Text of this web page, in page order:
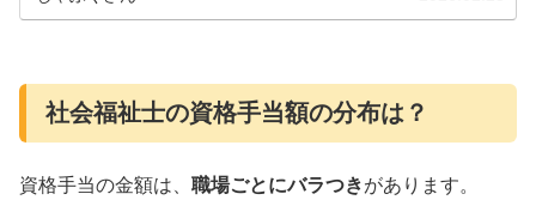
社会福祉士の資格手当額の分布は？
資格手当の金額は、 職場ごとにバラつきがあります。